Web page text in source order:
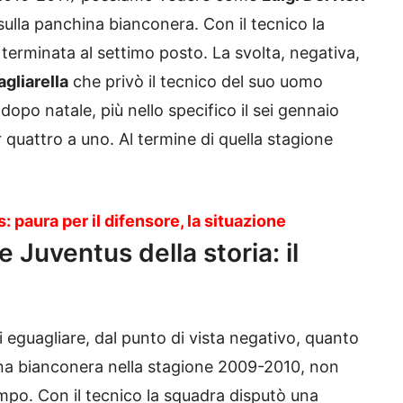
panchina bianconera. Con il tecnico la
al settimo posto. La svolta, negativa,
che privò il tecnico del suo uomo
natale, più nello specifico il sei gennaio
a uno. Al termine di quella stagione
paura per il difensore, la situazione
Juventus della storia: il
dal punto di vista negativo, quanto
bianconera nella stagione 2009-2010, non
Con il tecnico la squadra disputò una